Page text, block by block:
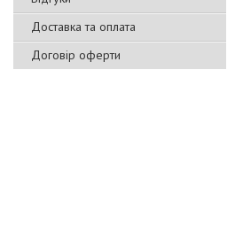
Доставка та оплата
Договір оферти